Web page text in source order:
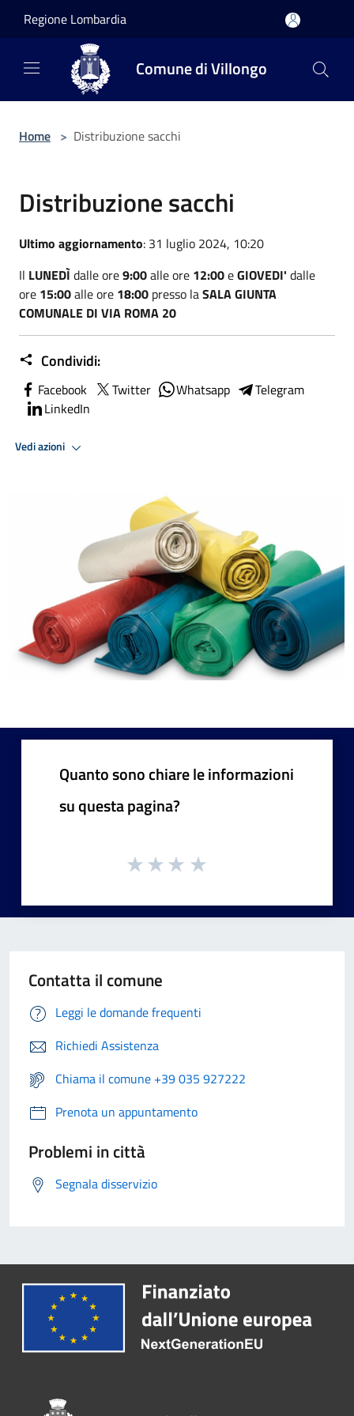
Regione Lombardia
Comune di Villongo
Home > Distribuzione sacchi
Distribuzione sacchi
Ultimo aggiornamento: 31 luglio 2024, 10:20
Il LUNEDÌdalleore9:00alle ore 12:00eGIOVEDI' dalle
ore 15:00alle ore 18:00 presso laSALA GIUNTA
COMUNALE DI VIA ROMA 20
Condividi:
Facebook Twitter Whatsapp
Telegram
LinkedIn
Vedi azioni
Quanto sono chiare le informazioni
su questa pagina?
Contatta il comune
Leggi le domande frequenti
Richiedi Assistenza
Chiama il comune +39 035 927222
Prenota un appuntamento
Problemi in città
Segnala disservizio